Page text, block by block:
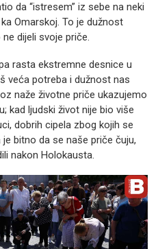
da “istresem” iz sebe na neki
Omarskoj. To je dužnost
dijeli svoje priče.
rasta ekstremne desnice u
veća potreba i dužnost nas
naže životne priče ukazujemo
kad ljudski život nije bio više
dobrih cipela zbog kojih se
bitno da se naše priče čuju,
nakon Holokausta.